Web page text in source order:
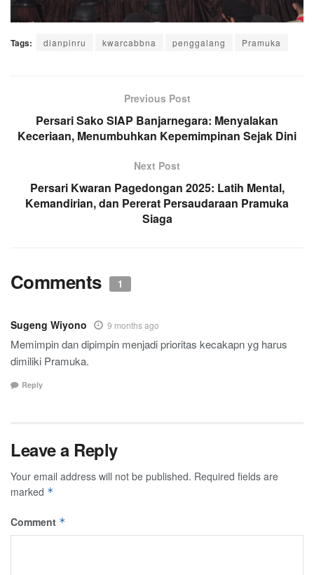
Tags: dianpinru kwarcabbna penggalang Pramuka
Previous Post
Persari Sako SIAP Banjarnegara: Menyalakan
Keceriaan, Menumbuhkan Kepemimpinan Sejak Dini
Next Post
Persari Kwaran Pagedongan 2025: Latih Mental,
Kemandirian, dan Pererat Persaudaraan Pramuka
Siaga
Comments 1
Sugeng Wiyono 9 months ago
Memimpin dan dipimpin menjadi prioritas kecakapn yg harus
dimiliki Pramuka.
Reply
Leave a Reply
Your email address will not be published. Required fields are
marked *
Comment *